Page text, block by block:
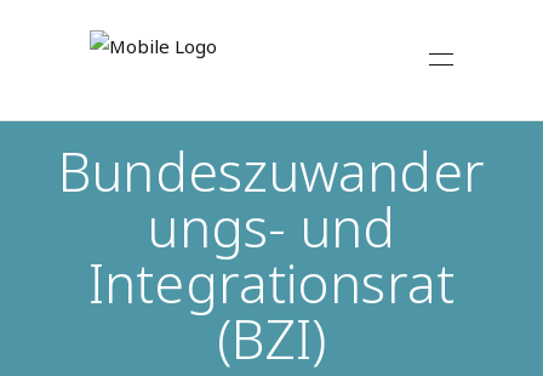
Bundeszuwander
ungs- und
Integrationsrat
(BZI)